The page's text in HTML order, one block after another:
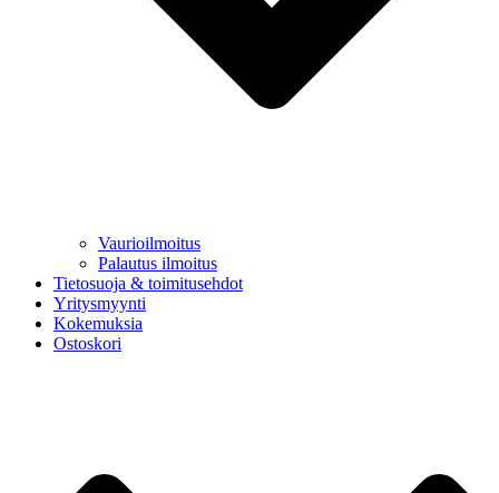
Vaurioilmoitus
Palautus ilmoitus
Tietosuoja & toimitusehdot
Yritysmyynti
Kokemuksia
Ostoskori